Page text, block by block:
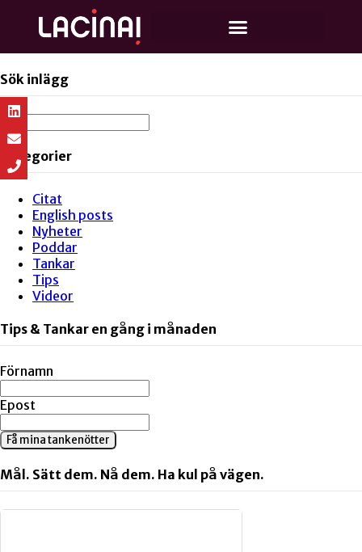
Sök inlägg
Kategorier
Citat
English posts
Nyheter
Poddar
Tankar
Tips
Videor
Tips & Tankar en gång i månaden
Förnamn
Epost
Få mina tankenötter
Mål. Sätt dem. Nå dem. Ha kul på vägen.